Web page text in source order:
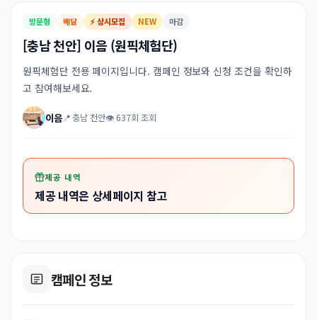
방문형 배달 ⚡ 상시모집 NEW 마감
[충남 천안] 이음 (원픽체험단)
원픽체험단 전용 페이지입니다. 캠페인 정보와 신청 조건을 확인하
고 참여해보세요.
이음📍 충남 천안👁 637회 조회
제공 내역
제공 내역은 상세페이지 참고
캠페인 정보